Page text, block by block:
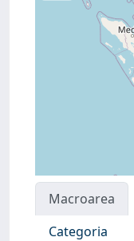
Macroarea
Categoria